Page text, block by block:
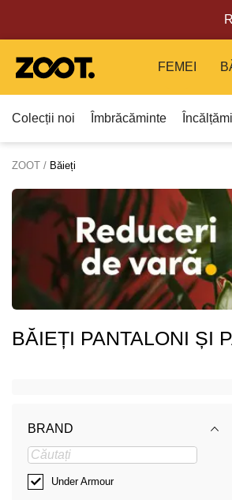
FEMEI
Colecții noi Îmbrăcăminte
ZOOT Băieți
BĂIEȚI PANTALONI ȘI
BRAND
Under Armour